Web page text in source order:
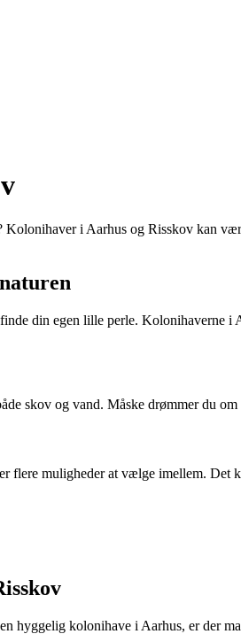
i Aarhus og Risskov kan
din egen lille perle. Kolonihaverne
skov og vand. Måske drømmer du
flere muligheder at vælge imellem.
hyggelig kolonihave i Aarhus, er der